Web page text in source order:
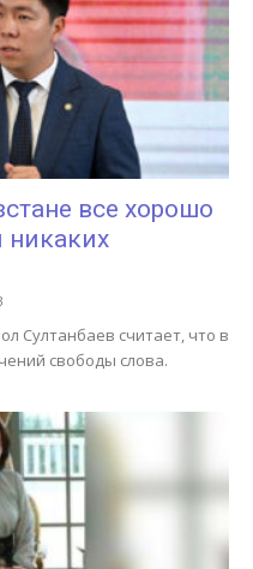
все хорошо
никаких
Султанбаев считает, что в
свободы слова.